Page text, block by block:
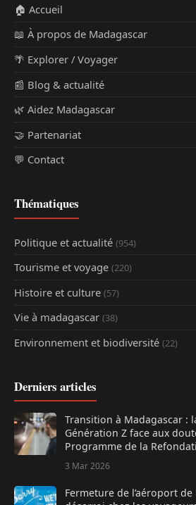
🏠 Accueil
📖 À propos de Madagascar
🌴 Explorer / Voyager
📰 Blog & actualité
🌿 Aidez Madagascar
🤝 Partenariat
💬 Contact
Thématiques
Politique et actualité (954)
Tourisme et voyage (220)
Histoire et culture (57)
Vie à madagascar (38)
Environnement et biodiversité (22)
Derniers articles
Transition à Madagascar :
Génération Z face aux
Programme de la
3 Mar 2026
Fermeture de l’aéroport